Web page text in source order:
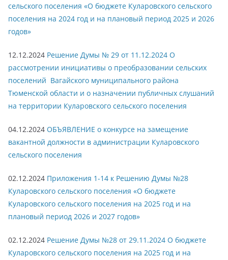
сельского поселения «О бюджете Куларовского сельского
поселения на 2024 год и на плановый период 2025 и 2026
годов»
12.12.2024 Решение Думы № 29 от 11.12.2024 О
рассмотрении инициативы о преобразовании сельских
поселений Вагайского муниципального района
Тюменской области и о назначении публичных слушаний
на территории Куларовского сельского поселения
04.12.2024 ОБЪЯВЛЕНИЕ о конкурсе на замещение
вакантной должности в администрации Куларовского
сельского поселения
02.12.2024 Приложения 1-14 к Решению Думы №28
Куларовского сельского поселения «О бюджете
Куларовского сельского поселения на 2025 год и на
плановый период 2026 и 2027 годов»
02.12.2024 Решение Думы №28 от 29.11.2024 О бюджете
Куларовского сельского поселения на 2025 год и на